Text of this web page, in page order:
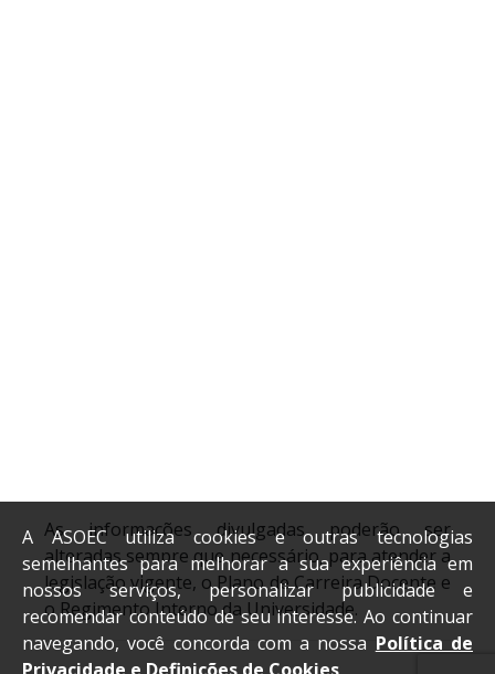
As informações divulgadas poderão ser
alteradas sempre que necessário, para atender a
legislação vigente, o Plano de Carreira Docente e
o Regimento Interno da Universidade.
A ASOEC utiliza cookies e outras tecnologias
semelhantes para melhorar a sua experiência em
nossos serviços, personalizar publicidade e
recomendar conteúdo de seu interesse. Ao continuar
navegando, você concorda com a nossa Política de